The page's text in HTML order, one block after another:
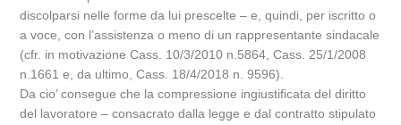
discolparsi nelle forme da lui prescelte – e, quindi, per iscritto o
a voce, con l’assistenza o meno di un rappresentante sindacale
(cfr. in motivazione Cass. 10/3/2010 n.5864, Cass. 25/1/2008
n.1661 e, da ultimo, Cass. 18/4/2018 n. 9596).
Da cio’ consegue che la compressione ingiustificata del diritto
del lavoratore – consacrato dalla legge e dal contratto stipulato